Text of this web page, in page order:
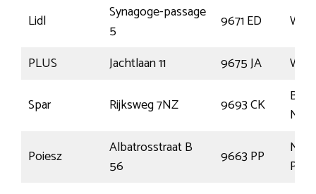
Lidl
Synagoge-passage
5
9671 ED
PLUS
Jachtlaan 11 9675 JA
Spar
Rijksweg 7NZ 9693 CK
Bad
Poiesz
Albatrosstraat B
56
9663 PP